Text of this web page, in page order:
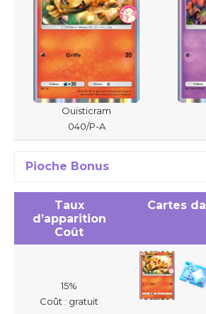
Ouisticram
040/P-A
Pioche Bonus
Taux
d’apparition
Coût
Cartes
15%
Coût : gratuit